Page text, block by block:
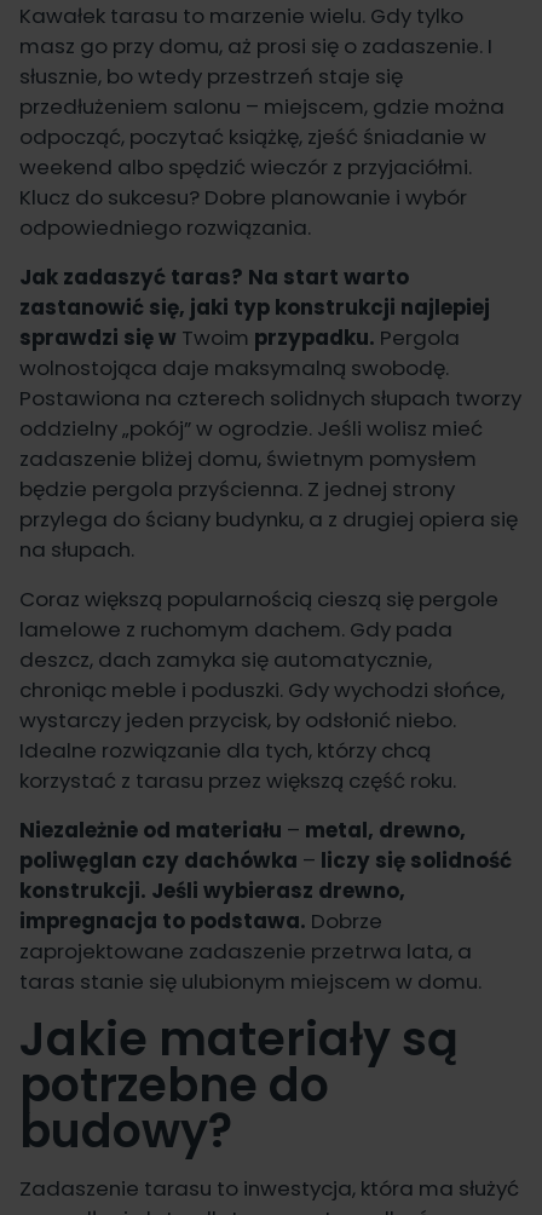
Kawałek tarasu to marzenie wielu. Gdy tylko
masz go przy domu, aż prosi się o zadaszenie. I
słusznie, bo wtedy przestrzeń staje się
przedłużeniem salonu – miejscem, gdzie można
odpocząć, poczytać książkę, zjeść śniadanie w
weekend albo spędzić wieczór z przyjaciółmi.
Klucz do sukcesu? Dobre planowanie i wybór
odpowiedniego rozwiązania.
Jak zadaszyć taras? Na start warto
zastanowić się, jaki typ konstrukcji najlepiej
sprawdzi się w Twoim przypadku. Pergola
wolnostojąca daje maksymalną swobodę.
Postawiona na czterech solidnych słupach tworzy
oddzielny „pokój” w ogrodzie. Jeśli wolisz mieć
zadaszenie bliżej domu, świetnym pomysłem
będzie pergola przyścienna. Z jednej strony
przylega do ściany budynku, a z drugiej opiera się
na słupach.
Coraz większą popularnością cieszą się pergole
lamelowe z ruchomym dachem. Gdy pada
deszcz, dach zamyka się automatycznie,
chroniąc meble i poduszki. Gdy wychodzi słońce,
wystarczy jeden przycisk, by odsłonić niebo.
Idealne rozwiązanie dla tych, którzy chcą
korzystać z tarasu przez większą część roku.
Niezależnie od materiału – metal, drewno,
poliwęglan czy dachówka – liczy się solidność
konstrukcji. Jeśli wybierasz drewno,
impregnacja to podstawa. Dobrze
zaprojektowane zadaszenie przetrwa lata, a
taras stanie się ulubionym miejscem w domu.
Jakie materiały są
potrzebne do
budowy?
Zadaszenie tarasu to inwestycja, która ma służyć